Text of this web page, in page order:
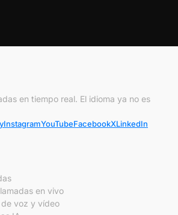
en tiempo real. El idioma ya no es
InstagramYouTubeFacebookXLinkedIn
en vivo
de voz y vídeo